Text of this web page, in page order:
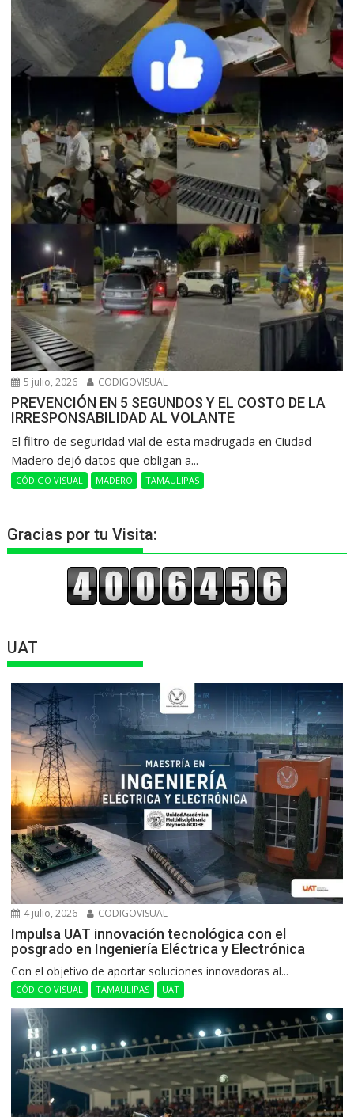
5 julio, 2026 CODIGOVISUAL
PREVENCIÓN EN 5 SEGUNDOS Y EL COSTO DE LA
IRRESPONSABILIDAD AL VOLANTE
​El filtro de seguridad vial de esta madrugada en Ciudad
Madero dejó datos que obligan a...
CÓDIGO VISUAL MADERO TAMAULIPAS
Gracias por tu Visita:
UAT
4 julio, 2026 CODIGOVISUAL
Impulsa UAT innovación tecnológica con el
posgrado en Ingeniería Eléctrica y Electrónica
Con el objetivo de aportar soluciones innovadoras al...
CÓDIGO VISUAL TAMAULIPAS UAT